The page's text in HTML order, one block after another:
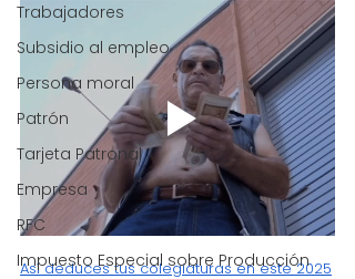
Trabajadores
Subsidio al empleo
Persona moral
Patrón
Tarjeta Patronal
Empresa
RFC
Impuesto Especial sobre Producción
Así deduces tus colegiaturas en este 2025